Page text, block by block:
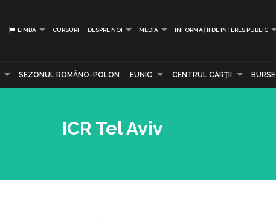
LIMBA CURSURI DESPRE NOI MEDIA INFORMAȚII DE INTERES PUBLIC
SEZONUL ROMÂNO-POLON EUNIC CENTRUL CĂRŢII BURSE
ICR Tel Aviv